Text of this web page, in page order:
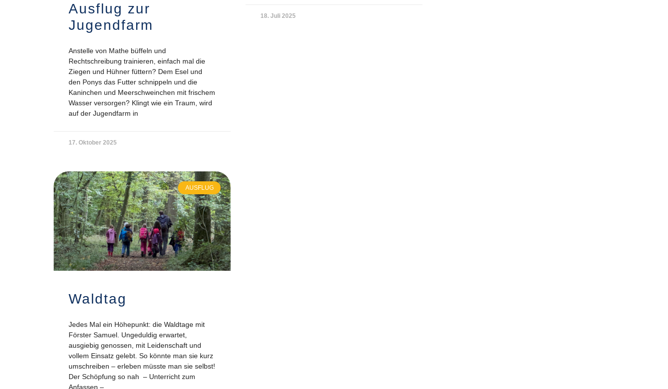
Ausflug zur
Jugendfarm
Anstelle von Mathe büffeln und
Rechtschreibung trainieren, einfach mal die
Ziegen und Hühner füttern? Dem Esel und
den Ponys das Futter schnippeln und die
Kaninchen und Meerschweinchen mit frischem
Wasser versorgen? Klingt wie ein Traum, wird
auf der Jugendfarm in
17. Oktober 2025
18. Juli 2025
AUSFLUG
Waldtag
Jedes Mal ein Höhepunkt: die Waldtage mit
Förster Samuel. Ungeduldig erwartet,
ausgiebig genossen, mit Leidenschaft und
vollem Einsatz gelebt. So könnte man sie kurz
umschreiben – erleben müsste man sie selbst!
Der Schöpfung so nah – Unterricht zum
Anfassen –